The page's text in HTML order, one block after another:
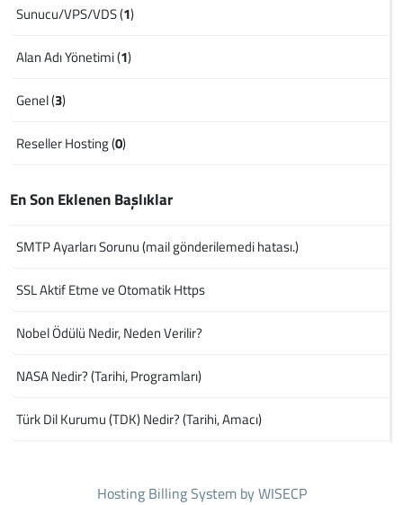
Sunucu/VPS/VDS (1)
Alan Adı Yönetimi (1)
Genel (3)
Reseller Hosting (0)
En Son Eklenen Başlıklar
SMTP Ayarları Sorunu (mail gönderilemedi hatası.)
SSL Aktif Etme ve Otomatik Https
Nobel Ödülü Nedir, Neden Verilir?
NASA Nedir? (Tarihi, Programları)
Türk Dil Kurumu (TDK) Nedir? (Tarihi, Amacı)
Hosting Billing Systemby WISECP